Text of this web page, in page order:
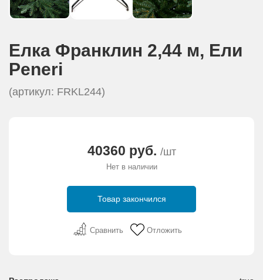
Елка Франклин 2,44 м, Eли
Peneri
(артикул: FRKL244)
40360 руб. /шт
Нет в наличии
Товар закончился
Сравнить Отложить